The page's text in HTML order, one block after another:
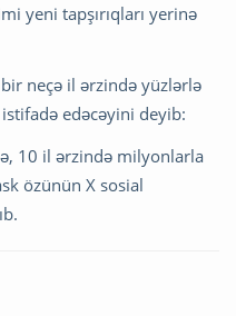
yeni tapşırıqları yerinə
neçə il ərzində yüzlərlə
edəcəyini deyib:
10 il ərzində milyonlarla
özünün X sosial